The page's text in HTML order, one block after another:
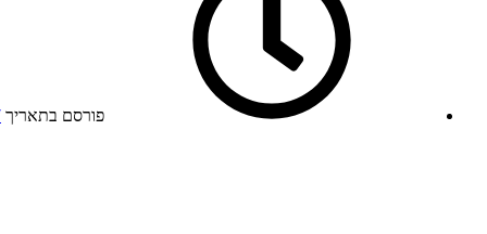
פורסם בתאריך